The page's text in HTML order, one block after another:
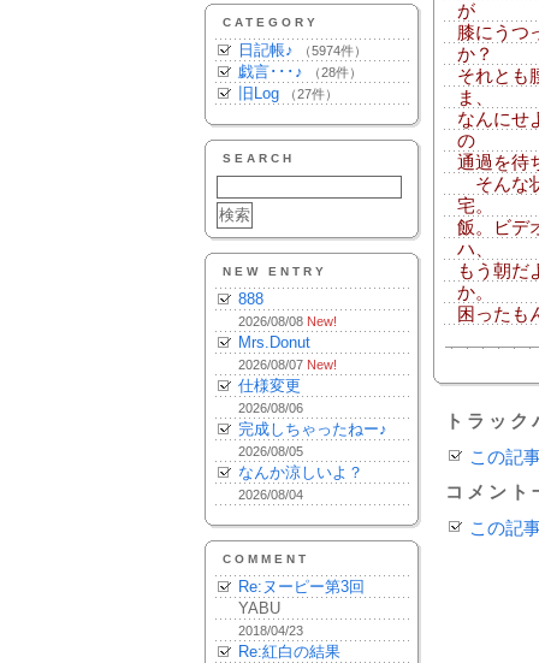
CATEGORY
日記帳♪ （5974件）
戯言･･･♪ （28件）
旧Log （27件）
SEARCH
NEW ENTRY
888
2026/08/08 New!
Mrs.Donut
2026/08/07 New!
仕様変更
2026/08/06
完成しちゃったねー♪
2026/08/05
なんか涼しいよ？
2026/08/04
COMMENT
Re:ヌーピー第3回
YABU
2018/04/23
Re:紅白の結果
が
膝にうつ
か？
それとも
ま、
なんにせ
の
通過を待
そんな
宅。
飯。ビデ
ハ、
もう朝だ
か。
困ったも
トラッ
この記
コメント
この記